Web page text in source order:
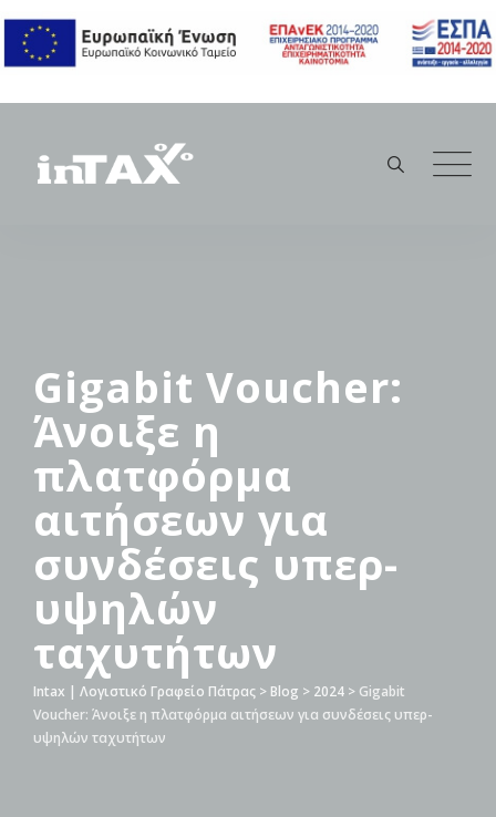
content
Gigabit Voucher:
Άνοιξε η
πλατφόρμα
αιτήσεων για
συνδέσεις υπερ-
υψηλών
ταχυτήτων
Intax | Λογιστικό Γραφείο Πάτρας > Blog > 2024 > Gigabit
Voucher: Άνοιξε η πλατφόρμα αιτήσεων για συνδέσεις υπερ-
υψηλών ταχυτήτων